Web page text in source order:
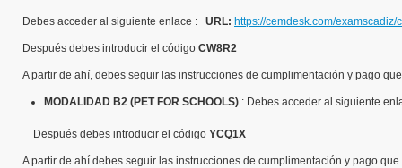
Debes acceder al siguiente enlace : URL: https://cemdesk.com/examscadiz/
Después debes introducir el código CW8R2
A partir de ahí, debes seguir las instrucciones de cumplimentación y pago
MODALIDAD B2 (PET FOR SCHOOLS) : Debes acceder al siguiente
Después debes introducir el código YCQ1X
A partir de ahí debes seguir las instrucciones de cumplimentación y pago